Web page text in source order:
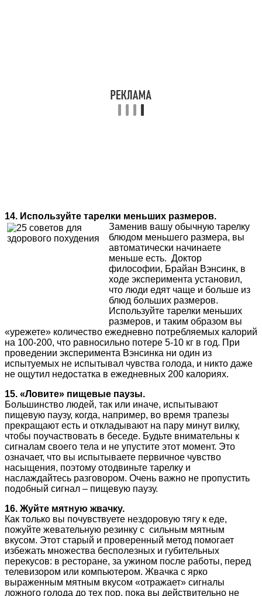
14. Используйте тарелки меньших размеров.
Заменив вашу обычную тарелку
блюдом меньшего размера, вы
автоматически начинаете
меньше есть. Доктор
философии, Брайан Вэнсинк, в
ходе эксперимента установил,
что люди едят чаще и больше из
блюд больших размеров.
Используйте тарелки меньших
размеров, и таким образом вы
«урежете» количество ежедневно потребляемых калорий
на 100-200, что равносильно потере 5-10 кг в год. При
проведении эксперимента Вэнсинка ни один из
испытуемых не испытывал чувства голода, и никто даже
не ощутил недостатка в ежедневных 200 калориях.
15. «Ловите» пищевые паузы.
Большинство людей, так или иначе, испытывают
пищевую паузу, когда, например, во время трапезы
прекращают есть и откладывают на пару минут вилку,
чтобы поучаствовать в беседе. Будьте внимательны к
сигналам своего тела и не упустите этот момент. Это
означает, что вы испытываете первичное чувство
насыщения, поэтому отодвиньте тарелку и
наслаждайтесь разговором. Очень важно не пропустить
подобный сигнал – пищевую паузу.
16. Жуйте мятную жвачку.
Как только вы почувствуете нездоровую тягу к еде,
пожуйте жевательную резинку с сильным мятным
вкусом. Этот старый и проверенный метод помогает
избежать множества бесполезных и губительных
перекусов: в ресторане, за ужином после работы, перед
телевизором или компьютером. Жвачка с ярко
выраженным мятным вкусом «отражает» сигналы
ложного голода до тех пор, пока вы действительно не